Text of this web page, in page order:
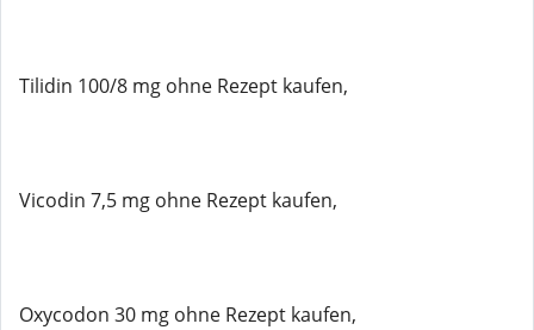
Tilidin 100/8 mg ohne Rezept kaufen,
Vicodin 7,5 mg ohne Rezept kaufen,
Oxycodon 30 mg ohne Rezept kaufen,